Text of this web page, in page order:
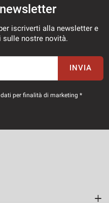
iscriverti alla newsletter e
sulle nostre novità.
INVIA
per finalità di marketing *